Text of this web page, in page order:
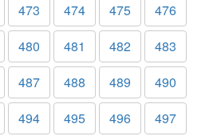
473 474 475
476
480 481 482
483
487 488 489
490
494 495 496
497